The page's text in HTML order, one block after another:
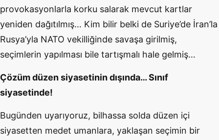
provokasyonlarla korku salarak mevcut kartlar
yeniden dağıtılmış… Kim bilir belki de Suriye’de İran’la
Rusya’yla NATO vekilliğinde savaşa girilmiş,
seçimlerin yapılması bile tartışmalı hale gelmiş…
Çözüm düzen siyasetinin dışında… Sınıf
siyasetinde!
Bugünden uyarıyoruz, bilhassa solda düzen içi
siyasetten medet umanlara, yaklaşan seçimin bir